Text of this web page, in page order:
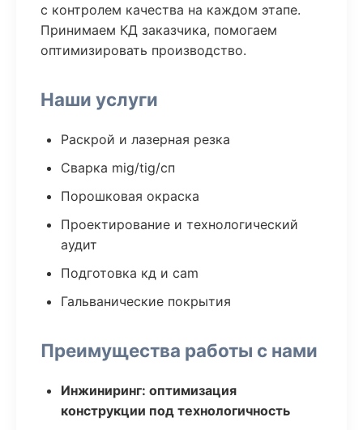
с контролем качества на каждом этапе.
Принимаем КД заказчика, помогаем
оптимизировать производство.
Наши услуги
Раскрой и лазерная резка
Сварка mig/tig/сп
Порошковая окраска
Проектирование и технологический
аудит
Подготовка кд и cam
Гальванические покрытия
Преимущества работы с нами
Инжиниринг: оптимизация
конструкции под технологичность